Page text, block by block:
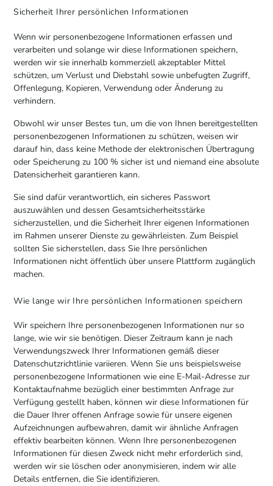
Sicherheit Ihrer persönlichen Informationen
Wenn wir personenbezogene Informationen erfassen und
verarbeiten und solange wir diese Informationen speichern,
werden wir sie innerhalb kommerziell akzeptabler Mittel
schützen, um Verlust und Diebstahl sowie unbefugten Zugriff,
Offenlegung, Kopieren, Verwendung oder Änderung zu
verhindern.
Obwohl wir unser Bestes tun, um die von Ihnen bereitgestellten
personenbezogenen Informationen zu schützen, weisen wir
darauf hin, dass keine Methode der elektronischen Übertragung
oder Speicherung zu 100 % sicher ist und niemand eine absolute
Datensicherheit garantieren kann.
Sie sind dafür verantwortlich, ein sicheres Passwort
auszuwählen und dessen Gesamtsicherheitsstärke
sicherzustellen, und die Sicherheit Ihrer eigenen Informationen
im Rahmen unserer Dienste zu gewährleisten. Zum Beispiel
sollten Sie sicherstellen, dass Sie Ihre persönlichen
Informationen nicht öffentlich über unsere Plattform zugänglich
machen.
Wie lange wir Ihre persönlichen Informationen speichern
Wir speichern Ihre personenbezogenen Informationen nur so
lange, wie wir sie benötigen. Dieser Zeitraum kann je nach
Verwendungszweck Ihrer Informationen gemäß dieser
Datenschutzrichtlinie variieren. Wenn Sie uns beispielsweise
personenbezogene Informationen wie eine E-Mail-Adresse zur
Kontaktaufnahme bezüglich einer bestimmten Anfrage zur
Verfügung gestellt haben, können wir diese Informationen für
die Dauer Ihrer offenen Anfrage sowie für unsere eigenen
Aufzeichnungen aufbewahren, damit wir ähnliche Anfragen
effektiv bearbeiten können. Wenn Ihre personenbezogenen
Informationen für diesen Zweck nicht mehr erforderlich sind,
werden wir sie löschen oder anonymisieren, indem wir alle
Details entfernen, die Sie identifizieren.